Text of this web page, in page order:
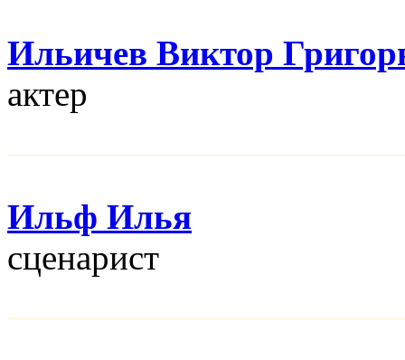
Ильичев Виктор
актер
Ильф Илья
сценарист